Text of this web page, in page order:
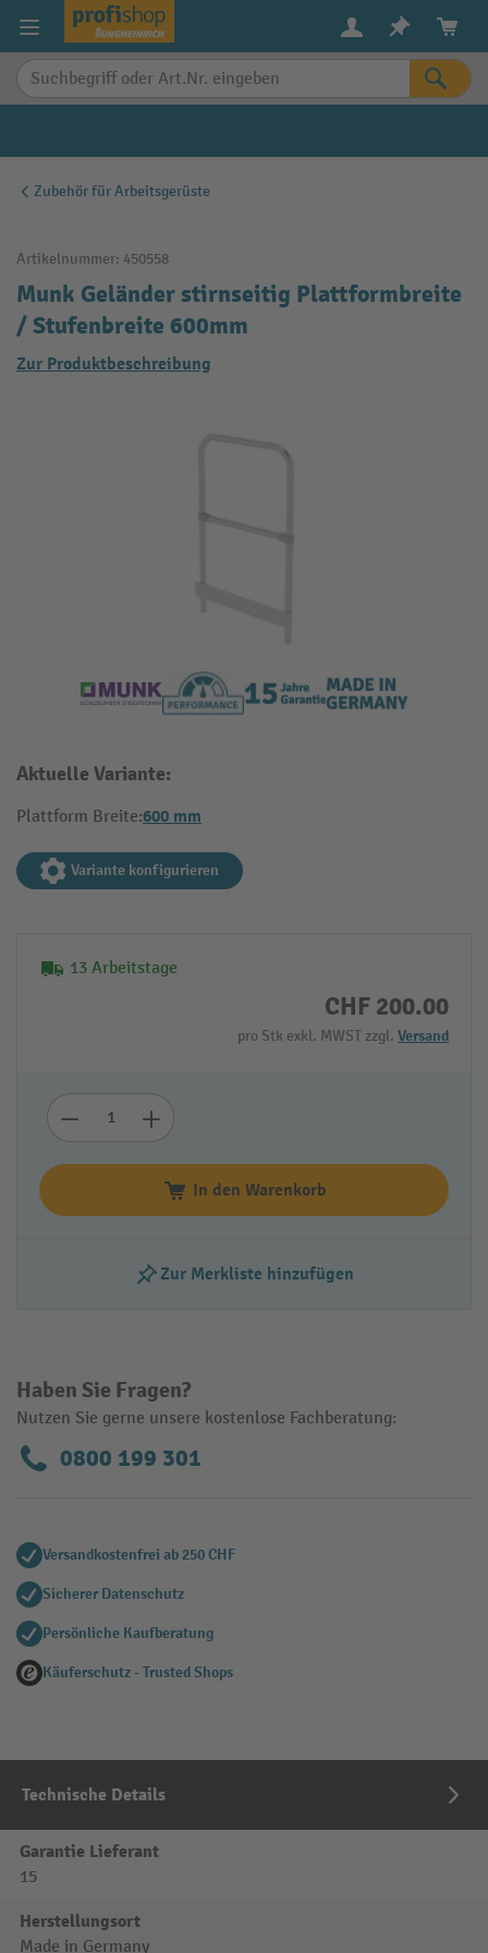
springen
Zubehör für Arbeitsgerüste
Artikelnummer: 450558
Munk Geländer stirnseitig Plattformbreite
/ Stufenbreite 600mm
Zur Produktbeschreibung
Aktuelle Variante:
Plattform Breite:600 mm
Variante konfigurieren
13 Arbeitstage
CHF 200.00
pro Stk exkl. MWST zzgl. Versand
In den Warenkorb
Zur Merkliste hinzufügen
Haben Sie Fragen?
Nutzen Sie gerne unsere kostenlose Fachberatung:
0800 199 301
Versandkostenfrei ab 250 CHF
Sicherer Datenschutz
Persönliche Kaufberatung
Käuferschutz - Trusted Shops
Technische Details
Garantie Lieferant
15
Herstellungsort
Made in Germany